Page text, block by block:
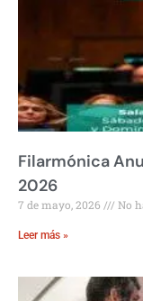
Filarmónica
2026
7 de mayo, 2026 No
Leer más »